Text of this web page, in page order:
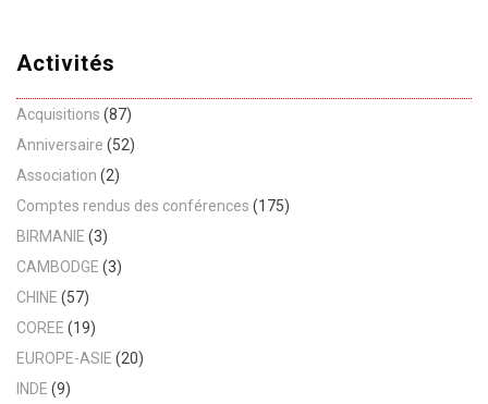
Activités
Acquisitions (87)
Anniversaire (52)
Association (2)
Comptes rendus des conférences (175)
BIRMANIE (3)
CAMBODGE (3)
CHINE (57)
COREE (19)
EUROPE-ASIE (20)
INDE (9)